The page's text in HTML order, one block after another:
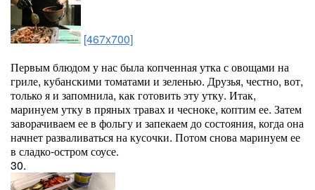
[467x700]
Первым блюдом у нас была копченная утка с овощами на
гриле, кубанскими томатами и зеленью. Друзья, честно, вот,
только я и запомнила, как готовить эту утку. Итак,
маринуем утку в пряных травах и чесноке, коптим ее. Затем
заворачиваем ее в фольгу и запекаем до состояния, когда она
начнет разваливаться на кусочки. Потом снова маринуем ее
в сладко-остром соусе.
30.